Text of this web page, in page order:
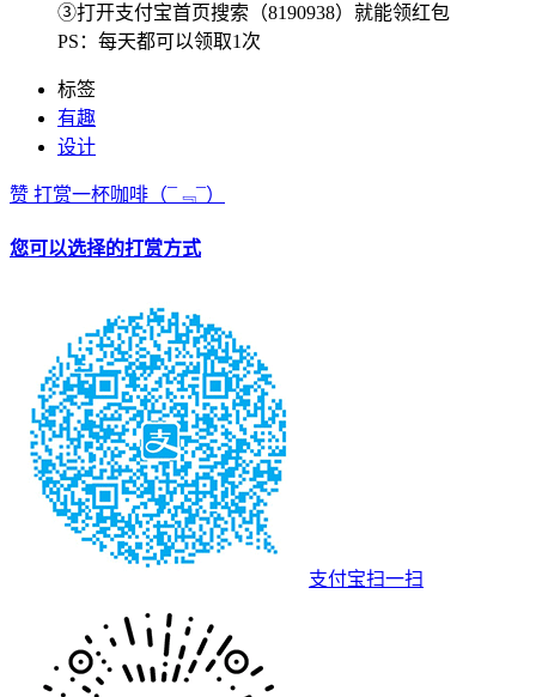
③打开支付宝首页搜索（8190938）就能领红包
PS：每天都可以领取1次
标签
有趣
设计
赞 打赏一杯咖啡 （¯﹃¯）
您可以选择的打赏方式
支付宝扫一扫